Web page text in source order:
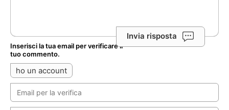
Invia risposta
Inserisci la tua email per verificare il
tuo commento.
ho un account